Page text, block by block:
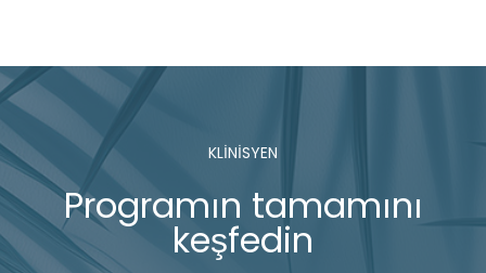
KLINISYEN
Programın tamamını
keşfedin